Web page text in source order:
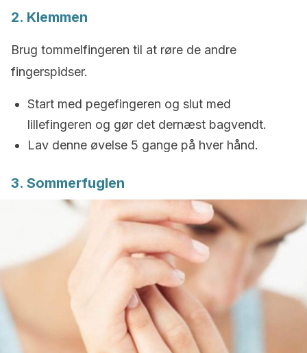
2. Klemmen
Brug tommelfingeren til at røre de andre
fingerspidser.
Start med pegefingeren og slut med
lillefingeren og gør det dernæst bagvendt.
Lav denne øvelse 5 gange på hver hånd.
3. Sommerfuglen